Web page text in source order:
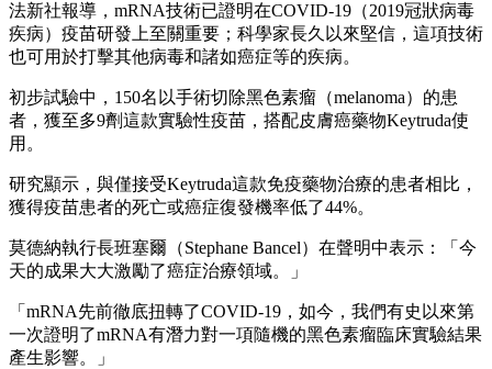
法新社報導，mRNA技術已證明在COVID-19（2019冠狀病毒
疾病）疫苗研發上至關重要；科學家長久以來堅信，這項技術
也可用於打擊其他病毒和諸如癌症等的疾病。
初步試驗中，150名以手術切除黑色素瘤（melanoma）的患
者，獲至多9劑這款實驗性疫苗，搭配皮膚癌藥物Keytruda使
用。
研究顯示，與僅接受Keytruda這款免疫藥物治療的患者相比，
獲得疫苗患者的死亡或癌症復發機率低了44%。
莫德納執行長班塞爾（Stephane Bancel）在聲明中表示：「今
天的成果大大激勵了癌症治療領域。」
「mRNA先前徹底扭轉了COVID-19，如今，我們有史以來第
一次證明了mRNA有潛力對一項隨機的黑色素瘤臨床實驗結果
產生影響。」